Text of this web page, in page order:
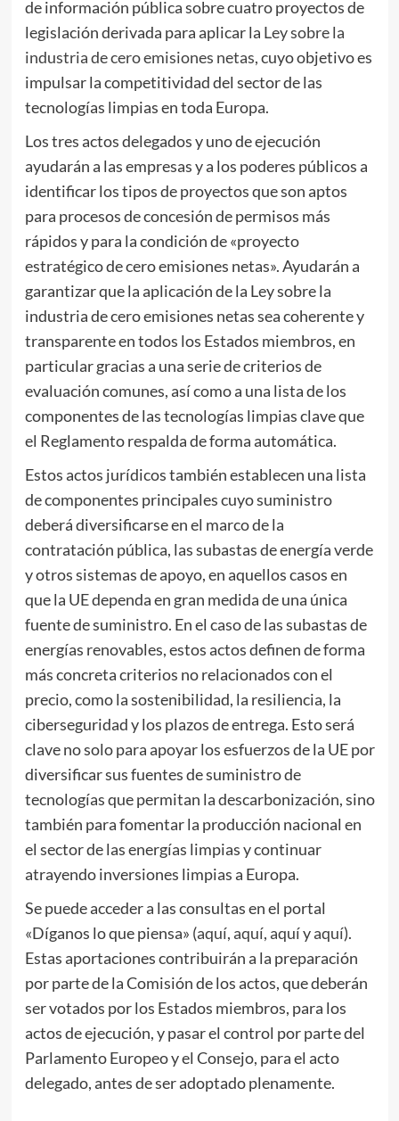
de información pública sobre cuatro proyectos de
legislación derivada para aplicar la Ley sobre la
industria de cero emisiones netas,cuyo objetivo es
impulsar la competitividad del sector de las
tecnologías limpias en toda Europa.
Los tres actos delegados y uno de ejecución
ayudarán a las empresas y a los poderes públicos a
identificar los tipos de proyectos que son aptos
para procesos de concesión de permisos más
rápidos y para la condición de «proyecto
estratégico de cero emisiones netas». Ayudarán a
garantizar que la aplicación de la Ley sobre la
industria de cero emisiones netas sea coherente y
transparente en todos los Estados miembros, en
particular gracias a una serie de criterios de
evaluación comunes, así como a una lista de los
componentes de las tecnologías limpias clave que
el Reglamento respalda de forma automática.
Estos actos jurídicos también establecen una lista
de componentes principales cuyo suministro
deberá diversificarse en el marco de la
contratación pública, las subastas de energía verde
y otros sistemas de apoyo, en aquellos casos en
que la UE dependa en gran medida de una única
fuente de suministro. En el caso de las subastas de
energías renovables, estos actos definen de forma
más concreta criterios no relacionados con el
precio, como la sostenibilidad, la resiliencia, la
ciberseguridad y los plazos de entrega. Esto será
clave no solo para apoyar los esfuerzos de la UE por
diversificar sus fuentes de suministro de
tecnologías que permitan la descarbonización, sino
también para fomentar la producción nacional en
el sector de las energías limpias y continuar
atrayendo inversiones limpias a Europa.
Se puede acceder a las consultas en el portal
«Díganos lo que piensa» (aquí, aquí, aquíyaquí).
Estas aportaciones contribuirán a la preparación
por parte de la Comisión de los actos, que deberán
ser votados por los Estados miembros, para los
actos de ejecución, y pasar el control por parte del
Parlamento Europeo y el Consejo, para el acto
delegado, antes de ser adoptado plenamente.